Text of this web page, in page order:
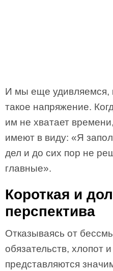
И мы еще удивляемся,
такое напряжение.
им не хватает
имеют в виду: «Я
дел и до сих пор не
главные».
Короткая и
перспектива
Отказываясь от
обязательств, хлопот
представляются